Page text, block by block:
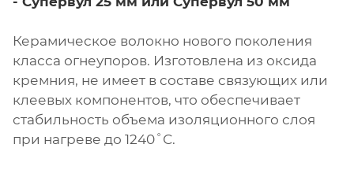
Керамическое волокно нового поколения
класса огнеупоров. Изготовлена из оксида
кремния, не имеет в составе связующих или
клеевых компонентов, что обеспечивает
стабильность объема изоляционного слоя
при нагреве до 1240˚С.